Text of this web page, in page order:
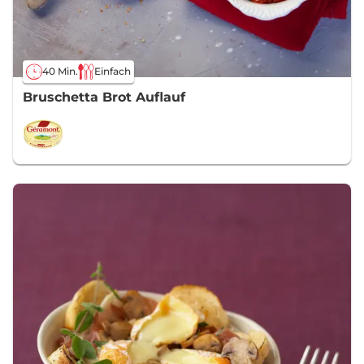
40 Min. Einfach
Bruschetta Brot Auflauf